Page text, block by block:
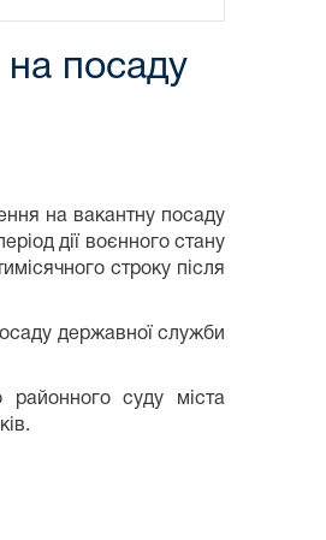
на посаду
на вакантну посаду
дії воєнного стану
строку після
державної служби
районного суду міста